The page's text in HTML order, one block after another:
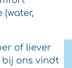
(water,
of liever
bij ons vindt